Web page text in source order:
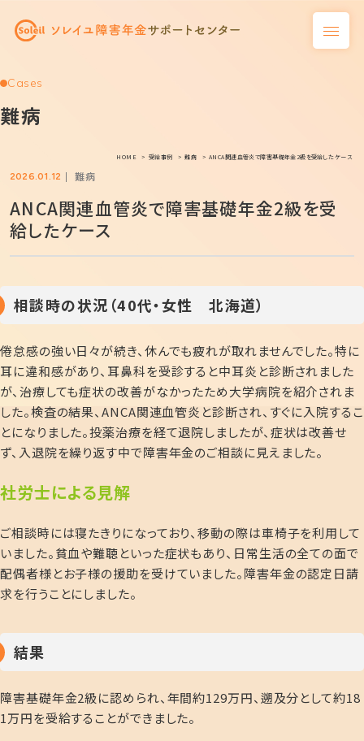
Cases
難病
HOME 受給事例 難病 ANCA関連血管炎で障害基礎年金2級を受給したケース
2026.01.12 難病
ANCA関連血管炎で障害基礎年金2級を受
給したケース
相談時の状況（40代・女性 北海道）
倦怠感の強い日々が続き、休んでも疲れが取れませんでした。特に
耳に違和感があり、耳鼻科を受診すると中耳炎と診断されました
が、治療しても症状の改善がなかったため大学病院を紹介されま
した。検査の結果、ANCA関連血管炎と診断され、すぐに入院するこ
とになりました。投薬治療を経て退院しましたが、症状は改善せ
ず、入退院を繰り返す中で障害年金のご相談に見えました。
社労士による見解
ご相談時には寝たきりになっており、移動の際は車椅子を利用して
いました。貧血や難聴といった症状もあり、日常生活の全ての面で
配偶者様とお子様の援助を受けていました。障害年金の認定日請
求を行うことにしました。
結果
障害基礎年金2級に認められ、年間約129万円、遡及分として約18
1万円を受給することができました。